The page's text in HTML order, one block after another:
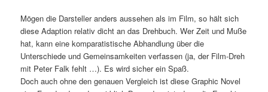
Mögen die Darsteller anders aussehen als im Film, so hält sich
diese Adaption relativ dicht an das Drehbuch. Wer Zeit und Muße
hat, kann eine komparatistische Abhandlung über die
Unterschiede und Gemeinsamkeiten verfassen (ja, der Film-Dreh
mit Peter Falk fehlt …). Es wird sicher ein Spaß.
Doch auch ohne den genauen Vergleich ist diese Graphic Novel